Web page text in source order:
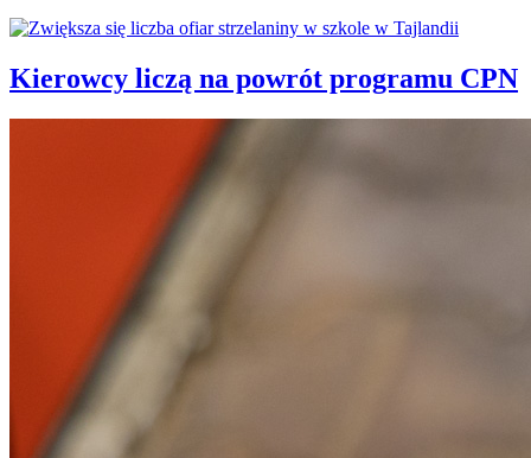
Kierowcy liczą na powrót programu CPN